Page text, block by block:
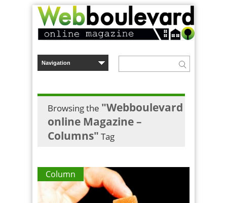
Browsing the "Webboulevard
online Magazine –
Columns" Tag
Column